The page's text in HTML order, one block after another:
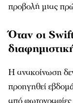
προβολή μιας
Όταν οι
Η ανακοίνωση
προηγηθεί